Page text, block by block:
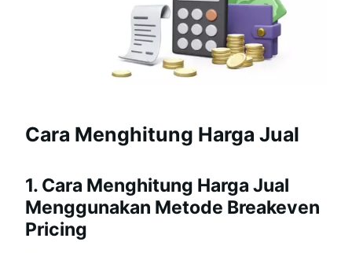
Cara Menghitung Harga Jual
1. Cara Menghitung Harga Jual
Menggunakan Metode Breakeven
Pricing